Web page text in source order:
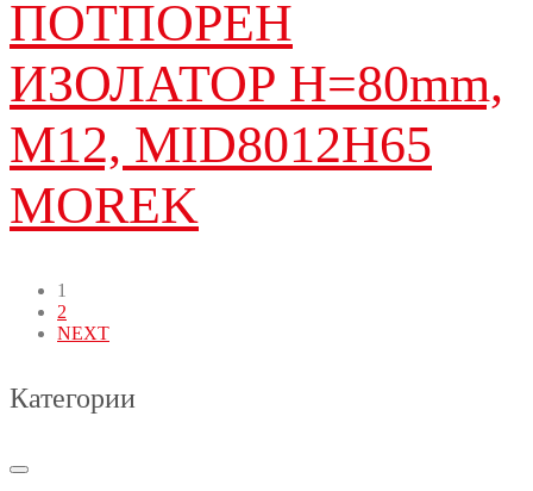
ПОТПОРЕН
ИЗОЛАТОР H=80mm,
M12, MID8012H65
MOREK
1
2
NEXT
Категории